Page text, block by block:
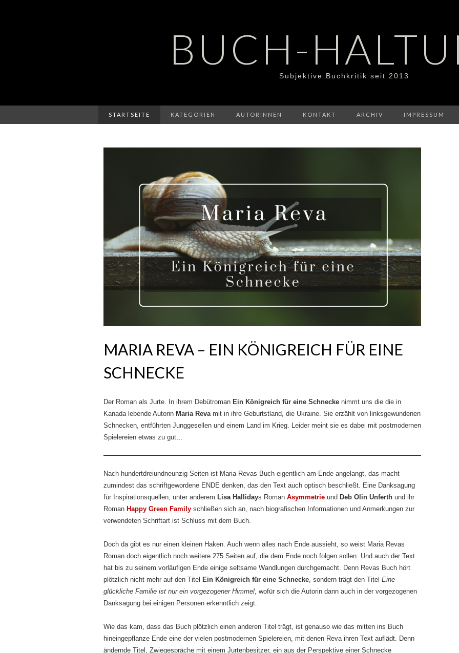
BUCH-
Subjektive Buchkritik seit 2013
STARTSEITE KATEGORIEN AUTORINNEN KONTAKT ARCHIV IMPRESSUM
MARIA REVA – EIN KÖNIGREICH FÜR EINE
SCHNECKE
Der Roman als Jurte. In ihrem Debütroman Ein Königreich für eine Schnecke nimmt uns die die in
Kanada lebende Autorin Maria Revamit in ihre Geburtstland, die Ukraine. Sie erzählt von linksgewundenen
Schnecken, entführten Junggesellen und einem Land im Krieg. Leider meint sie es dabei mit postmodernen
Spielereien etwas zu gut…
Nach hundertdreiundneunzig Seiten ist Maria Revas Buch eigentlich am Ende angelangt, das macht
zumindest das schriftgewordene ENDE denken, das den Text auch optisch beschließt. Eine Danksagung
für Inspirationsquellen, unter anderem Lisa Hallidays Roman Asymmetrie und Deb Olin Unferth und ihr
Roman Happy Green Family schließen sich an, nach biografischen Informationen und Anmerkungen zur
verwendeten Schriftart ist Schluss mit dem Buch.
Doch da gibt es nur einen kleinen Haken. Auch wenn alles nach Ende aussieht, so weist Maria Revas
Roman doch eigentlich noch weitere 275 Seiten auf, die dem Ende noch folgen sollen. Und auch der Text
hat bis zu seinem vorläufigen Ende einige seltsame Wandlungen durchgemacht. Denn Revas Buch hört
plötzlich nicht mehr auf den Titel Ein Königreich für eine Schnecke, sondern trägt den Titel Eine
glückliche Familie ist nur ein vorgezogener Himmel, wofür sich die Autorin dann auch in der vorgezogenen
Danksagung bei einigen Personen erkenntlich zeigt.
Wie das kam, dass das Buch plötzlich einen anderen Titel trägt, ist genauso wie das mitten ins Buch
hineingepflanze Ende eine der vielen postmodernen Spielereien, mit denen Reva ihren Text auflädt. Denn
ändernde Titel, Zwiegespräche mit einem Jurtenbesitzer, ein aus der Perspektive einer Schnecke